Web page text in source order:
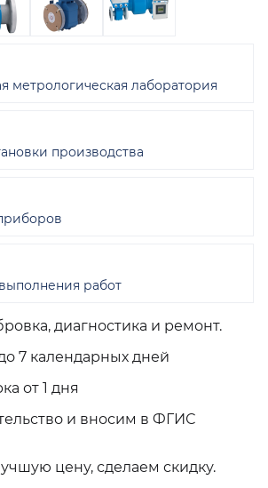
диагностика и ремонт.
7 календарных дней
от 1 дня
и вносим в ФГИС
цену, сделаем скидку.
метрологическая лаборатория
производства
работ